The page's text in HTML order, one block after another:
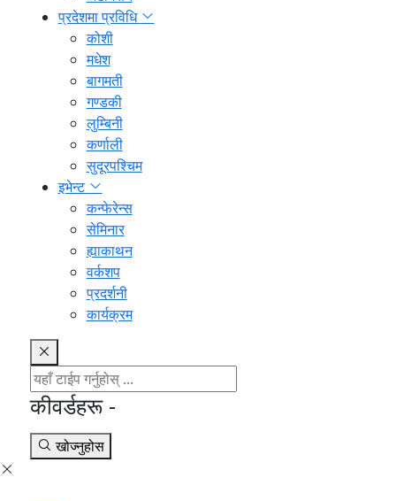
प्रदेशमा प्रविधि
कोशी
मधेश
बागमती
गण्डकी
लुम्बिनी
कर्णाली
सुदूरपश्चिम
इभेन्ट
कन्फेरेन्स
सेमिनार
ह्याकाथन
वर्कशप
प्रदर्शनी
कार्यक्रम
कीवर्डहरू -
खोज्नुहोस